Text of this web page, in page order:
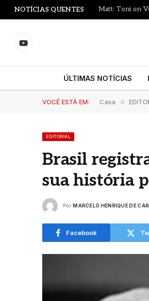
NOTÍCIAS QUENTES Matt: Toni on
YouTube
ÚLTIMAS NOTÍCIAS
VOCÊ ESTÁ EM: Casa »
EDITORIAL
Brasil
sua história
Por MARCELO HENRIQUE DE
Facebook